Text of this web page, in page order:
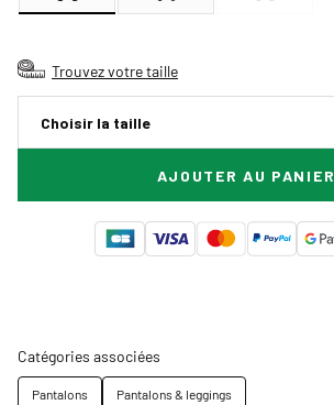
Trouvez votre taille
Choisir la taille
AJOUTER AU PANIER
Catégories associées
Pantalons Pantalons & leggings